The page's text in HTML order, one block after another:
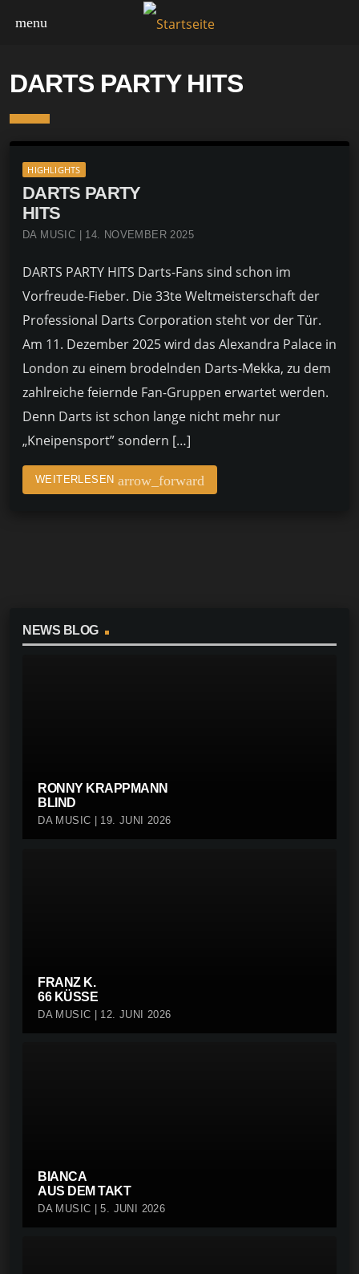
menu
DARTS PARTY HITS
HIGHLIGHTS
DARTS PARTY
HITS
DA MUSIC | 14. NOVEMBER 2025
DARTS PARTY HITS Darts-Fans sind schon im
Vorfreude-Fieber. Die 33te Weltmeisterschaft der
Professional Darts Corporation steht vor der Tür.
Am 11. Dezember 2025 wird das Alexandra Palace in
London zu einem brodelnden Darts-Mekka, zu dem
zahlreiche feiernde Fan-Gruppen erwartet werden.
Denn Darts ist schon lange nicht mehr nur
„Kneipensport” sondern […]
WEITERLESEN arrow_forward
NEWS BLOG
RONNY KRAPPMANN
BLIND
DA MUSIC | 19. JUNI 2026
FRANZ K.
66 KÜSSE
DA MUSIC | 12. JUNI 2026
BIANCA
AUS DEM TAKT
DA MUSIC | 5. JUNI 2026